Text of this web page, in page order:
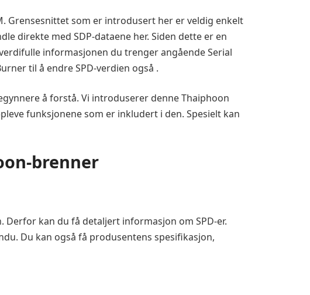
Grensesnittet som er introdusert her er veldig enkelt
direkte med SDP-dataene her. Siden dette er en
informasjonen du trenger angående Serial
til å endre SPD-verdien også .
å forstå. Vi introduserer denne Thaiphoon
funksjonene som er inkludert i den. Spesielt kan
brenner
Derfor kan du få detaljert informasjon om SPD-er.
Du kan også få produsentens spesifikasjon,